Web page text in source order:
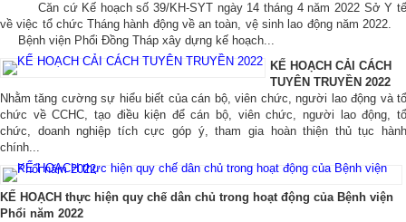
Căn cứ Kế hoạch số 39/KH-SYT ngày 14 tháng 4 năm 2022 Sở Y tế
về việc tổ chức Tháng hành động về an toàn, vệ sinh lao động năm 2022.
Bệnh viện Phổi Đồng Tháp xây dựng kế hoạch...
KẾ HOẠCH CẢI CÁCH
TUYÊN TRUYỀN 2022
Nhằm tăng cường sự hiểu biết của cán bộ, viên chức, người lao động và tổ
chức về CCHC, tạo điều kiện để cán bộ, viên chức, người lao động, tổ
chức, doanh nghiệp tích cực góp ý, tham gia hoàn thiện thủ tục hành
chính...
KẾ HOẠCH thực hiện quy chế dân chủ trong hoạt động của Bệnh viện
Phổi năm 2022